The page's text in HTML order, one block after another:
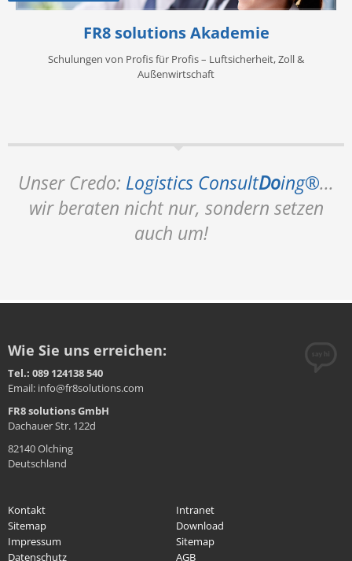
FR8 solutions Akademie
Schulungen von Profis für Profis – Luftsicherheit, Zoll &
Außenwirtschaft
Unser Credo: Logistics ConsultDoing®...
wir beraten nicht nur, sondern setzen
auch um!
Wie Sie uns erreichen:
Tel.: 089 124138 540
Email: info@fr8solutions.com
FR8 solutions GmbH
Dachauer Str. 122d
82140 Olching
Deutschland
Kontakt
Intranet
Sitemap
Download
Impressum
Sitemap
Datenschutz
AGB